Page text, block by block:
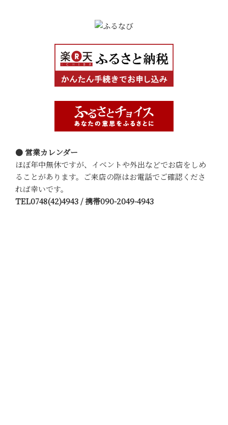
● 営業カレンダー
ほぼ年中無休ですが、イベントや外出などでお店をしめ
ることがあります。ご来店の際はお電話でご確認くださ
れば幸いです。
TEL0748(42)4943 / 携帯090-2049-4943